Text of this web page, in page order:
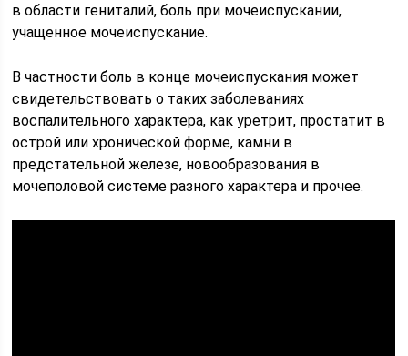
в области гениталий, боль при мочеиспускании,
учащенное мочеиспускание.
В частности боль в конце мочеиспускания может
свидетельствовать о таких заболеваниях
воспалительного характера, как уретрит, простатит в
острой или хронической форме, камни в
предстательной железе, новообразования в
мочеполовой системе разного характера и прочее.